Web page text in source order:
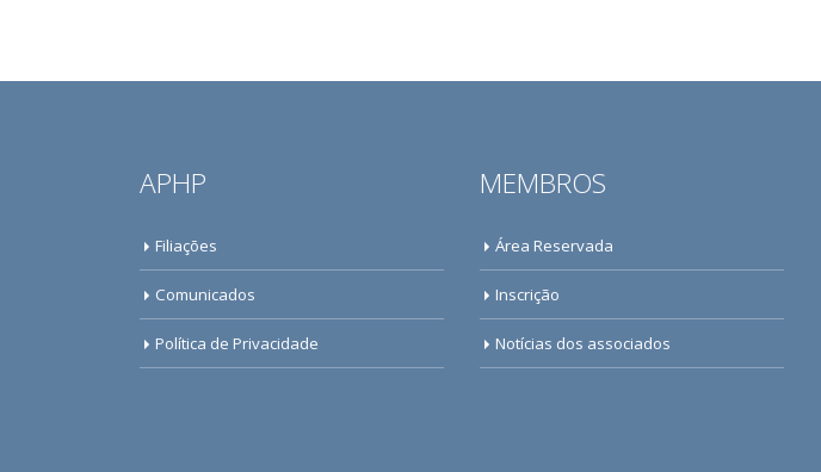
APHP
Filiações
Comunicados
Política de Privacidade
MEMBROS
Área Reservada
Inscrição
Notícias dos associados